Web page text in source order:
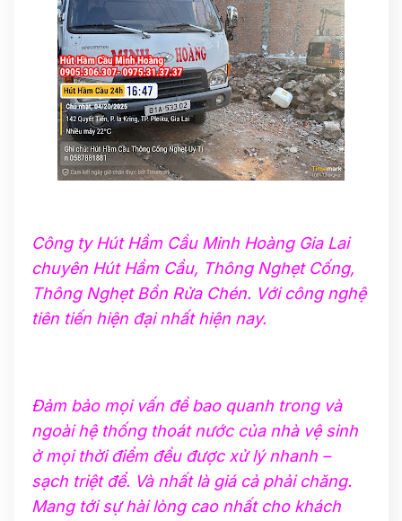
Công ty Hút Hầm Cầu Minh Hoàng Gia Lai
chuyên Hút Hầm Cầu, Thông Nghẹt Cống,
Thông Nghẹt Bồn Rửa Chén. Với công nghệ
tiên tiến hiện đại nhất hiện nay.
Đảm bảo mọi vấn đề bao quanh trong và
ngoài hệ thống thoát nước của nhà vệ sinh
ở mọi thời điểm đều được xử lý nhanh –
sạch triệt để. Và nhất là giá cả phải chăng.
Mang tới sự hài lòng cao nhất cho khách